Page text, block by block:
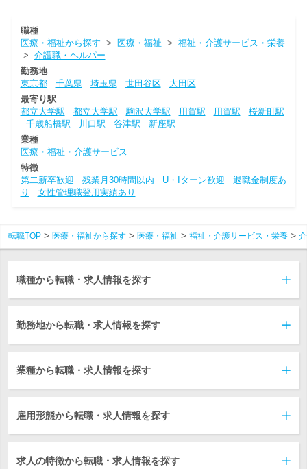
職種
医療・福祉から探す > 医療・福祉 > 福祉・介護サービス・栄養
> 介護職・ヘルパー
勤務地
東京都
千葉県 埼玉県 世田谷区
大田区
最寄り駅
都立大学駅
都立大学駅 駒沢大学駅 用賀駅 用賀駅
桜新町駅
千歳船橋駅
川口駅 谷津駅
新座駅
業種
医療・福祉・介護サービス
特徴
第二新卒歓迎
残業月30時間以内 U・Iターン歓迎
退職金制度あ
り
女性管理職登用実績あり
転職TOP 医療・福祉から探す 医療・福祉 福祉・介護サービス・栄養
職種から転職・求人情報を探す
勤務地から転職・求人情報を探す
業種から転職・求人情報を探す
雇用形態から転職・求人情報を探す
求人の特徴から転職・求人情報を探す